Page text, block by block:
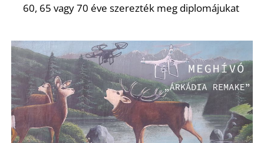
60, 65 vagy 70 éve szerezték meg diplomájukat